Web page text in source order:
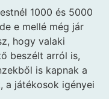
1000 és 5000
e mellé még jár
hogy valaki
beszélt arról is,
is kapnak a
a játékosok igényei